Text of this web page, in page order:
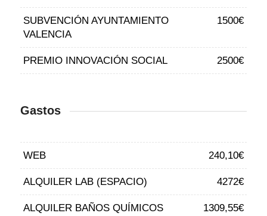
SUBVENCIÓN AYUNTAMIENTO
VALENCIA
1500€
PREMIO INNOVACIÓN SOCIAL 2500€
Gastos
WEB 240,10€
ALQUILER LAB (ESPACIO) 4272€
ALQUILER BAÑOS QUÍMICOS 1309,55€